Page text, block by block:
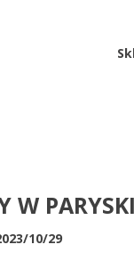
W
10/29